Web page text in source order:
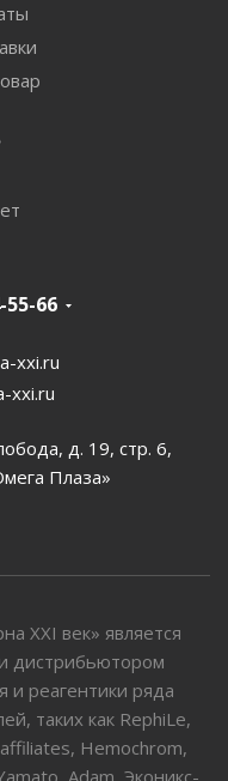
55-66
xxi.ru
xxi.ru
д. 19, стр. 6,
Плаза»
XXI век» является
дистрибьютором
и реагентики ряда
таких как RephiLe,
Hemochrom,
Adam, Эконикс-